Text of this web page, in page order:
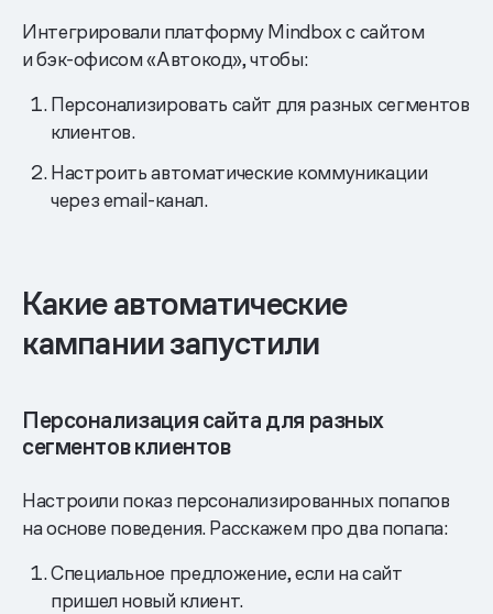
Интегрировали платформу Mindbox с сайтом
и бэк-офисом «Автокод», чтобы:
Персонализировать сайт для разных сегментов
клиентов.
Настроить автоматические коммуникации
через email-канал.
Какие автоматические
кампании запустили
Персонализация сайта для разных
сегментов клиентов
Настроили показ персонализированных попапов
на основе поведения. Расскажем про два попапа:
Специальное предложение, если на сайт
пришел новый клиент.